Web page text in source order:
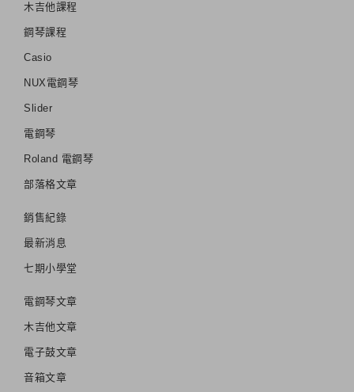
木吉他課程
鋼琴課程
Casio
NUX電鋼琴
Slider
電鋼琴
Roland 電鋼琴
部落格文章
銷售紀錄
最新消息
七期小學堂
電鋼琴文章
木吉他文章
電子鼓文章
音箱文章